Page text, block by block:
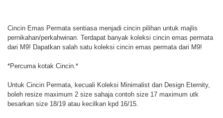
Cincin Emas Permata sentiasa menjadi cincin pilihan untuk majlis
pernikahan/perkahwinan. Terdapat banyak koleksi cincin emas permata
dari M9! Dapatkan salah satu koleksi cincin emas permata dari M9!
*Percuma kotak Cincin.*
Untuk Cincin Permata, kecuali Koleksi Minimalist dan Design Eternity,
boleh resize maximum 2 size sahaja contoh size 17 maximum utk
besarkan size 18/19 atau kecilkan kpd 16/15.